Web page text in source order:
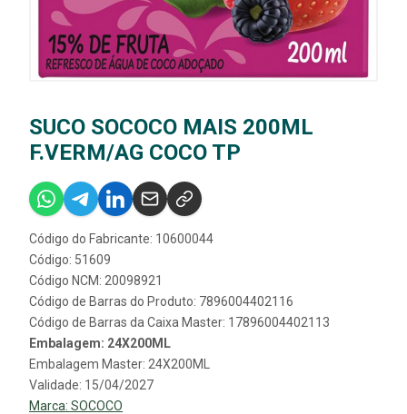
SUCO SOCOCO MAIS 200ML
F.VERM/AG COCO TP
Código do Fabricante: 10600044
Código: 51609
Código NCM: 20098921
Código de Barras do Produto: 7896004402116
Código de Barras da Caixa Master: 17896004402113
Embalagem: 24X200ML
Embalagem Master: 24X200ML
Validade: 15/04/2027
Marca: SOCOCO